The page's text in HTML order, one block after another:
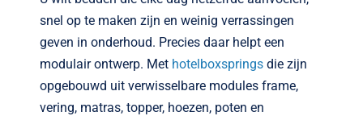
snel op te maken zijn en weinig verrassingen
geven in onderhoud. Precies daar helpt een
modulair ontwerp. Met hotelboxspringsdie zijn
opgebouwd uit verwisselbare modules frame,
vering, matras, topper, hoezen, poten en